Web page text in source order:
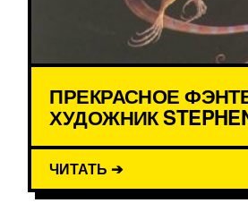
ПРЕКРАСНОЕ
ХУДОЖНИК
ЧИТАТЬ ➔